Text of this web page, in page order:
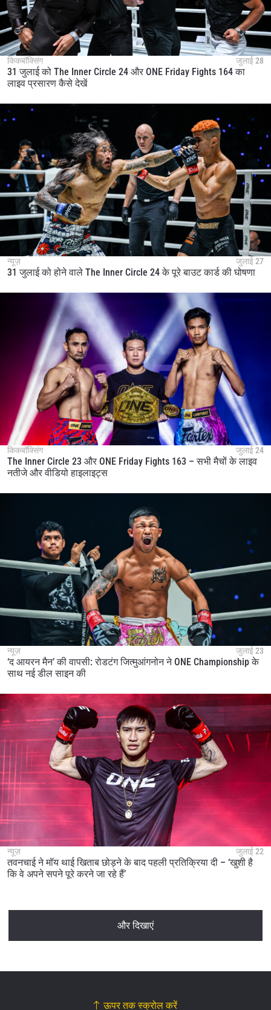
किकबॉक्सिंग जुलाई 28
31 जुलाई को The Inner Circle 24 और ONE Friday Fights 164 का
लाइव प्रसारण कैसे देखें
न्यूज़ जुलाई 27
31 जुलाई को होने वाले The Inner Circle 24 के पूरे बाउट कार्ड की घोषणा
किकबॉक्सिंग जुलाई 24
The Inner Circle 23 और ONE Friday Fights 163 – सभी मैचों के लाइव
नतीजे और वीडियो हाइलाइट्स
न्यूज़ जुलाई 23
‘द आयरन मैन’ की वापसी: रोडटंग जित्मुआंगनोन ने ONE Championship के
साथ नई डील साइन की
न्यूज़ जुलाई 22
तवनचाई ने मॉय थाई खिताब छोड़ने के बाद पहली प्रतिक्रिया दी – ‘खुशी है
कि वे अपने सपने पूरे करने जा रहे हैं’
और दिखाएं
ऊपर तक स्क्रोल करें